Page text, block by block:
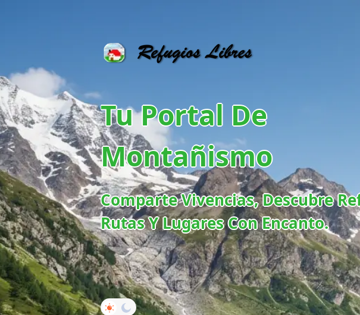
Tu Portal De
Montañismo
Comparte Vivencias, Descubre
Rutas Y Lugares Con Encanto.